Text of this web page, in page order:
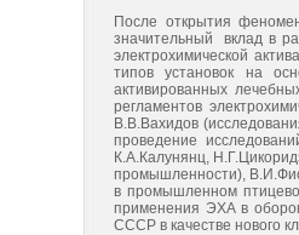
После открытия
значительный вклад в
электрохимической
типов установок на
активированных
регламентов
В.В.Вахидов
проведение
К.А.Калунянц,
промышленности),
в промышленном
применения ЭХА в
СССР в качестве нового